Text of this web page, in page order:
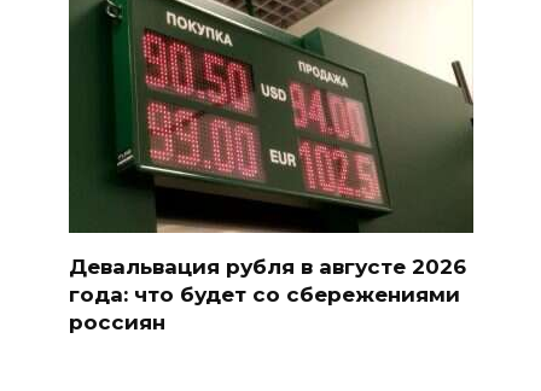
Девальвация рубля в августе 2026
года: что будет со сбережениями
россиян